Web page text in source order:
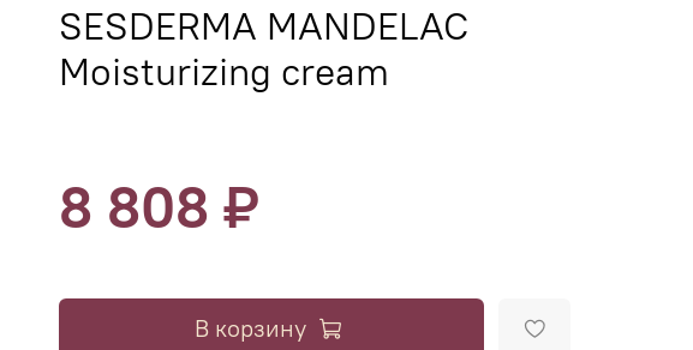
SESDERMA MANDELAC
Moisturizing cream
8 808 ₽
В корзину